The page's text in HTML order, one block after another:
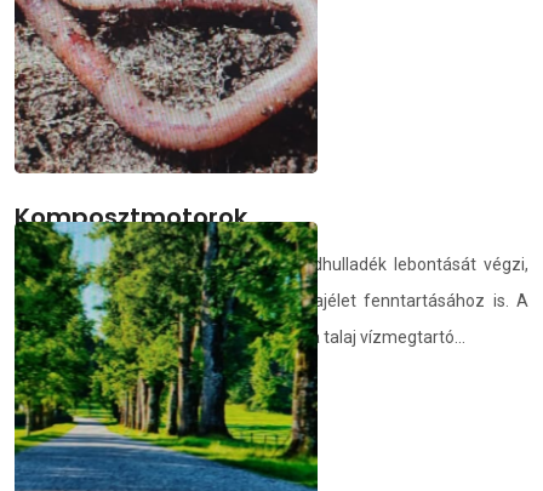
demedia.hu 2025.12.14.
Komposztmotorok
A komposzt élővilága nemcsak a zöldhulladék lebontását végzi,
hanem hozzájárul az egészséges talajélet fenntartásához is. A
komposztban létrejövő humusz javítja a talaj vízmegtartó...
demedia.hu 2025.12.13.